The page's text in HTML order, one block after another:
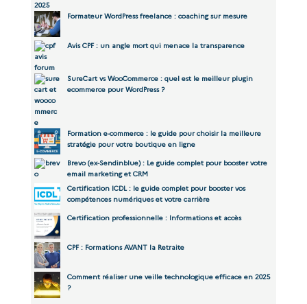
Formateur WordPress freelance : coaching sur mesure
Avis CPF : un angle mort qui menace la transparence
SureCart vs WooCommerce : quel est le meilleur plugin
ecommerce pour WordPress ?
Formation e-commerce : le guide pour choisir la meilleure
stratégie pour votre boutique en ligne
Brevo (ex-Sendinblue) : Le guide complet pour booster votre
email marketing et CRM
Certification ICDL : le guide complet pour booster vos
compétences numériques et votre carrière
Certification professionnelle : Informations et accès
CPF : Formations AVANT la Retraite
Comment réaliser une veille technologique efficace en 2025
?